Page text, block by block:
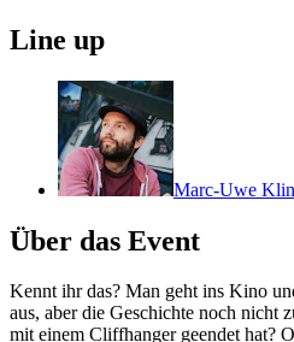
Line up
Marc-Uwe
Über das Event
Kennt ihr das? Man geht ins Kino
aus, aber die Geschichte noch nicht
mit einem Cliffhanger geendet hat?